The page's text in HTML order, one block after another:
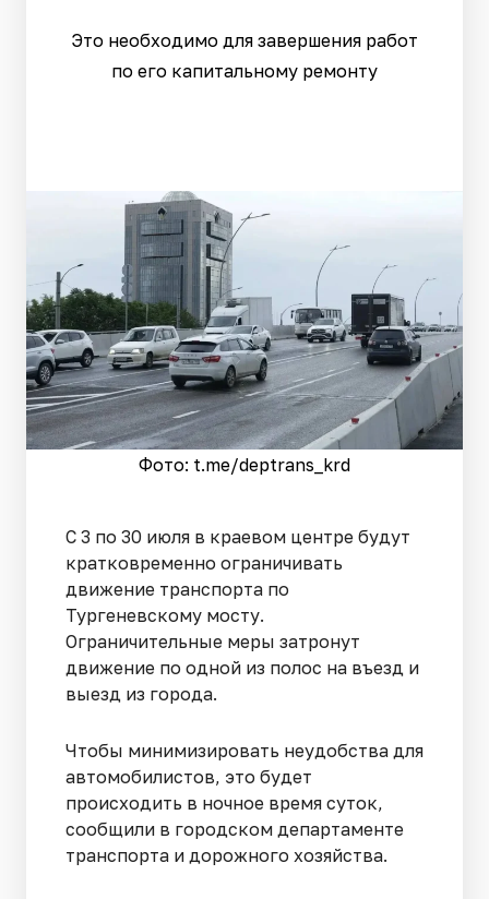
Это необходимо для завершения работ
по его капитальному ремонту
Фото: t.me/deptrans_krd
С 3 по 30 июля в краевом центре будут
кратковременно ограничивать
движение транспорта по
Тургеневскому мосту.
Ограничительные меры затронут
движение по одной из полос на въезд и
выезд из города.
Чтобы минимизировать неудобства для
автомобилистов, это будет
происходить в ночное время суток,
сообщили в городском департаменте
транспорта и дорожного хозяйства.